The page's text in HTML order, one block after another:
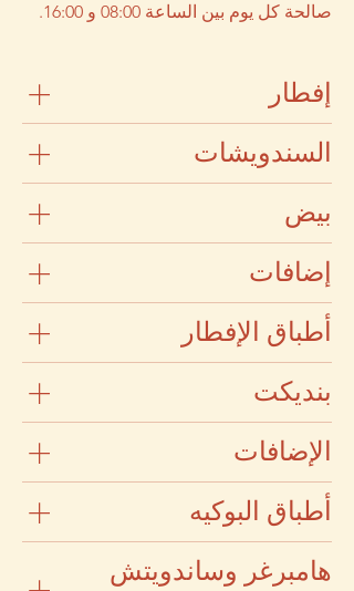
صالحة كل يوم بين الساعة 08:00 و 16:00.
إفطار
السندويشات
بيض
إضافات
أطباق الإفطار
بنديكت
الإضافات
أطباق البوكيه
هامبرغر وساندويتش